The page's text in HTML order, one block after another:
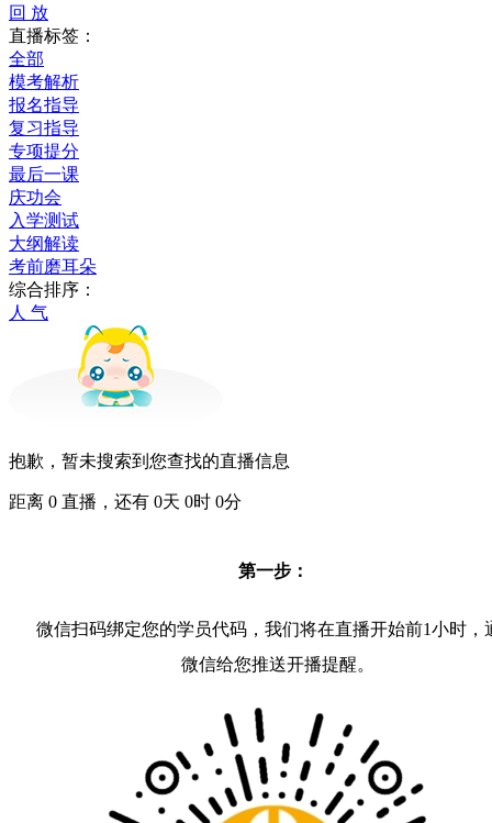
回 放
直播标签：
全部
模考解析
报名指导
复习指导
专项提分
最后一课
庆功会
入学测试
大纲解读
考前磨耳朵
综合排序：
人 气
抱歉，暂未搜索到您查找的直播信息
距离 0 直播，还有 0天 0时 0分
第一步：
微信扫码绑定您的学员代码，我们将在直播开始前1小时，
微信给您推送开播提醒。